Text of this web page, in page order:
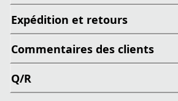
Expédition et retours
Commentaires des clients
Q/R